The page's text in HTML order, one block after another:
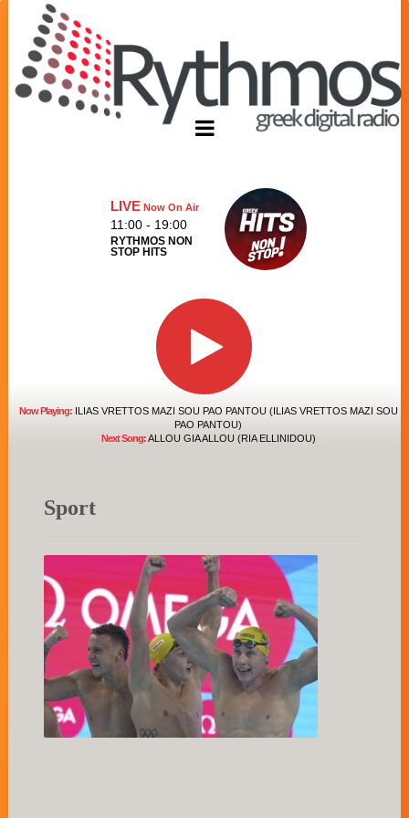
LIVENow On Air
11:00 - 19:00
RYTHMOS NON
STOP HITS
Now Playing:ILIAS VRETTOS MAZI SOU PAO PANTOU (ILIAS VRETTOS MAZI SOU
PAO PANTOU)
Next Song:ALLOU GIA ALLOU (RIA ELLINIDOU)
Sport